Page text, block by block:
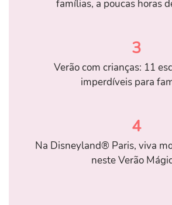
famílias, a poucas horas
3
Verão com crianças: 11
imperdíveis para
4
Na Disneyland® Paris, viva
neste Verão